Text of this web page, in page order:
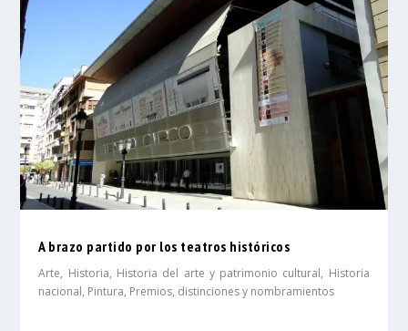
A brazo partido por los teatros históricos
Arte, Historia, Historia del arte y patrimonio cultural, Historia
nacional, Pintura, Premios, distinciones y nombramientos